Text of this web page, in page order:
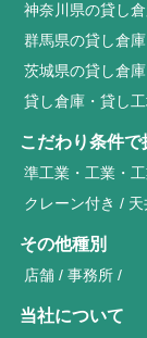
神奈川県の貸し
群馬県の貸し倉
茨城県の貸し倉
貸し倉庫・貸し
こだわり条件で
準工業・工業・
クレーン付き
その他種別
店舗 事務所
当社について